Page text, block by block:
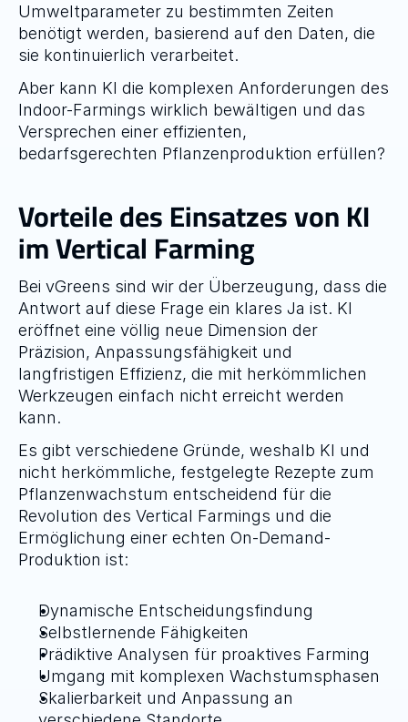
Umweltparameter zu bestimmten Zeiten
benötigt werden, basierend auf den Daten, die
sie kontinuierlich verarbeitet.
Aber kann KI die komplexen Anforderungen des
Indoor-Farmings wirklich bewältigen und das
Versprechen einer effizienten,
bedarfsgerechten Pflanzenproduktion erfüllen?
Vorteile des Einsatzes von KI
im Vertical Farming
Bei vGreens sind wir der Überzeugung, dass die
Antwort auf diese Frage ein klares Ja ist. KI
eröffnet eine völlig neue Dimension der
Präzision, Anpassungsfähigkeit und
langfristigen Effizienz, die mit herkömmlichen
Werkzeugen einfach nicht erreicht werden
kann.
Es gibt verschiedene Gründe, weshalb KI und
nicht herkömmliche, festgelegte Rezepte zum
Pflanzenwachstum entscheidend für die
Revolution des Vertical Farmings und die
Ermöglichung einer echten On-Demand-
Produktion ist:
Dynamische Entscheidungsfindung
Selbstlernende Fähigkeiten
Prädiktive Analysen für proaktives Farming
Umgang mit komplexen Wachstumsphasen
Skalierbarkeit und Anpassung an